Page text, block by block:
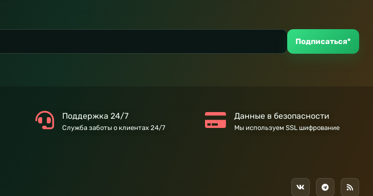
Подписаться*
Поддержка 24/7
Служба заботы о клиентах 24/7
Данные в безопасности
Мы используем SSL шифрование